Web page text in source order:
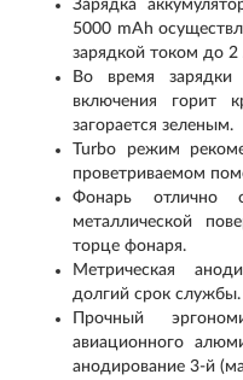
Зарядка
5000 mAh
зарядкой током до
Во время зарядки
включения горит
загорается зеленым.
Turbo режим
проветриваемом
Фонарь отлично
металлической
торце фонаря.
Метрическая
долгий срок службы.
Прочный
авиационного
анодирование 3-й